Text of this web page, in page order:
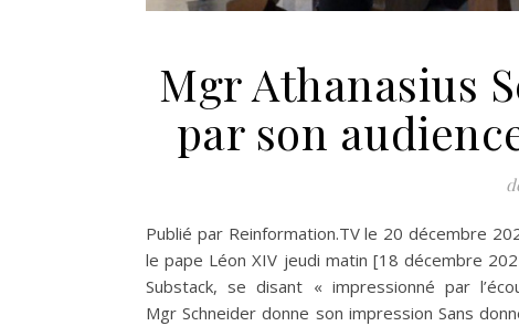
Mgr Athanasius
par son
Publié par Reinformation.TV le 20 décembre
le pape Léon XIV jeudi matin [18 décembre
Substack, se disant « impressionné par
Mgr Schneider donne son impression Sans